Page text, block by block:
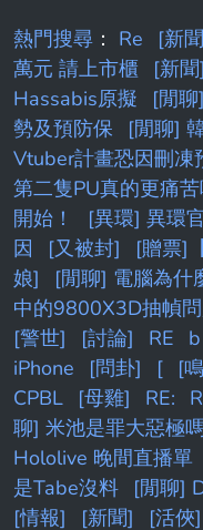
熱門搜尋 ： Re
[新
萬元 請上市櫃
[新
Hassabis原擬
[閒
勢及預防保
[閒聊]
Vtuber計畫恐因刪凍
第二隻PU真的更痛苦
開始！
[異環] 異環
因
[又被封] [贈票]
娘]
[閒聊] 電腦為什
中的9800X3D抽幀
[警世]
[討論] RE b
iPhone
[問卦] [ [
CPBL
[母雞] RE:
聊] 米池是罪大惡極
Hololive 晚間直播單
是Tabe沒料
[閒聊]
[情報]
[新聞] [活俠]